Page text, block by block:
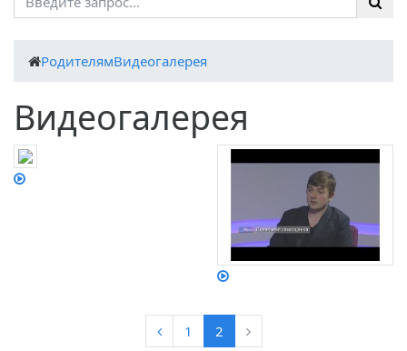
РодителямВидеогалерея
Видеогалерея
1 2